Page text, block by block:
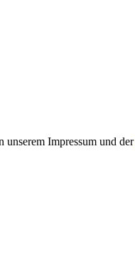
unserem Impressum und der